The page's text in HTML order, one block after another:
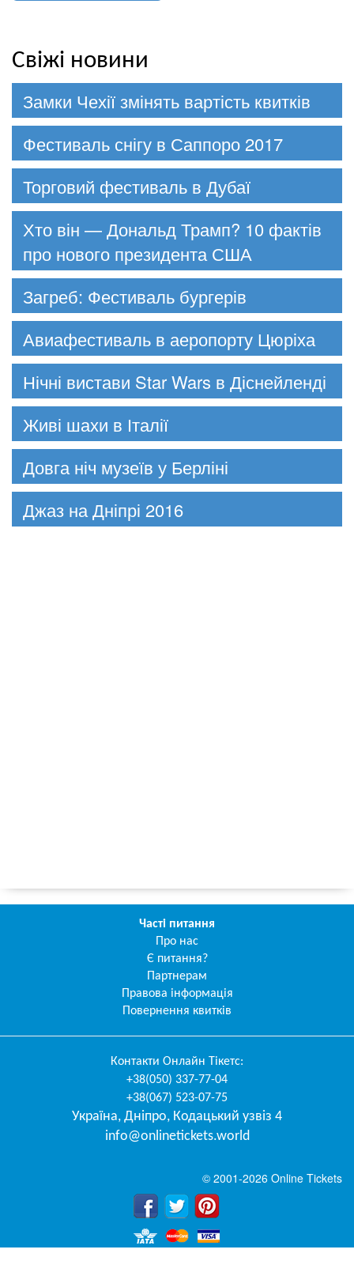
Свіжі новини
Замки Чехії змінять вартість квитків
Фестиваль снігу в Саппоро 2017
Торговий фестиваль в Дубаї
Хто він — Дональд Трамп? 10 фактів
про нового президента США
Загреб: Фестиваль бургерів
Авиафестиваль в аеропорту Цюріха
Нічні вистави Star Wars в Діснейленді
Живі шахи в Італії
Довга ніч музеїв у Берліні
Джаз на Дніпрі 2016
Часті питання
Про нас
Є питання?
Партнерам
Правова інформація
Повернення квитків
Контакти Онлайн Тікетс:
+38(050) 337-77-04
+38(067) 523-07-75
Україна, Дніпро, Кодацький узвіз 4
info@onlinetickets.world
© 2001-2026 Online Tickets